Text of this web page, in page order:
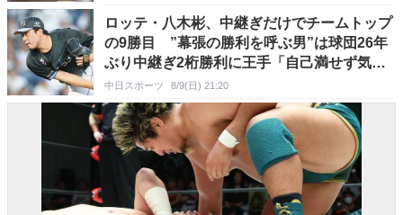
ロッテ・八木彬、中継ぎだけでチームトップ
の9勝目 ”幕張の勝利を呼ぶ男”は球団26年
ぶり中継ぎ2桁勝利に王手「自己満せず気を
引き締めて」
中日スポーツ 8/9(日) 21:20